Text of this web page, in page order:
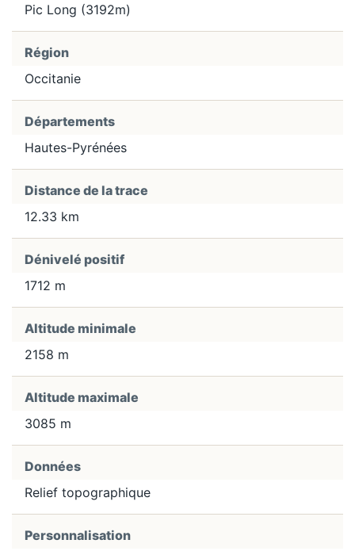
Pic Long (3192m)
Région
Occitanie
Départements
Hautes-Pyrénées
Distance de la trace
12.33 km
Dénivelé positif
1712 m
Altitude minimale
2158 m
Altitude maximale
3085 m
Données
Relief topographique
Personnalisation